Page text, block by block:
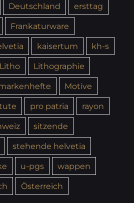
Deutschland
ersttag
Frankaturware
kaisertum
kh-s
Litho
Lithographie
Motive
pro patria
rayon
sitzende
stehende helvetia
u-pgs
wappen
Österreich